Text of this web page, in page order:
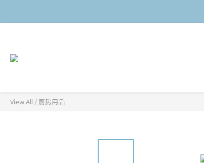
View All / 廚房用品